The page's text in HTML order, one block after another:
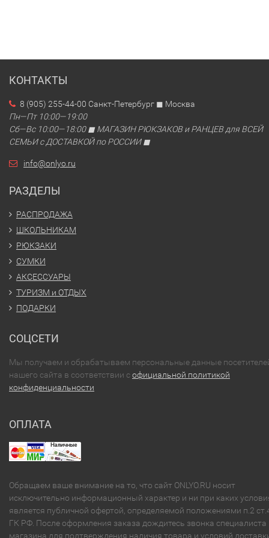
КОНТАКТЫ
8 (905) 255-44-00 Санкт-Петербург ◼ Москва
Пн—Пт 10:00—19:00
Сб—Вс 10:00—18:00 ◼ МАГАЗИН РЮКЗАКОВ и РАНЦЕВ для ВСЕЙ
СЕМЬИ с ДОСТАВКОЙ по РОССИИ ◼
info@onlyo.ru
РАЗДЕЛЫ
РАСПРОДАЖА
ШКОЛЬНИКАМ
РЮКЗАКИ
СУМКИ
АКСЕССУАРЫ
ТУРИЗМ и ОТДЫХ
ПОДАРКИ
СОЦСЕТИ
Мы получаем и обрабатываем персональные данные
нашего сайта в соответствии софициальной политикой
конфиденциальности
ОПЛАТА
Обращаем ваше внимание на то, что сайт ONLYO.RU носит
исключительно информационный характер и ни при каких
является публичной офертой, определяемой положениями п.2
ГК РФ. После оформления заказа дождитесь звонка специалиста
магазина для подтверждения наличия товара и условий